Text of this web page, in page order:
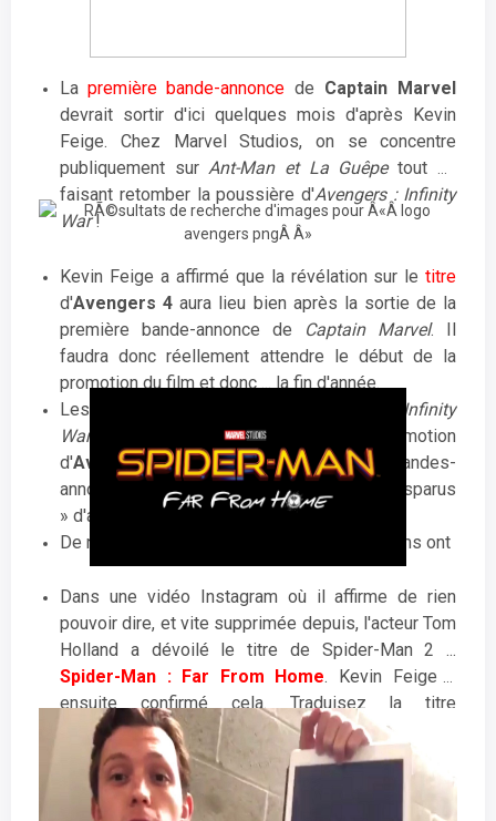
Lapremière bande-annonce de Captain Marvel
devrait sortir d'ici quelques mois d'après Kevin
Feige. Chez Marvel Studios, on se concentre
publiquement sur Ant-Man et La Guêpetout en
faisant retomber la poussière d'Avengers : Infinity
War!
Kevin Feige a affirmé que la révélation sur letitre
d'Avengers 4 aura lieu bien après la sortie de la
première bande-annonce de Captain Marvel. Il
faudra donc réellement attendre le début de la
promotion du film et donc ... la fin d'année.
Les
Avengers : Infinity
War ne seront pas présents dans la promotion
d'Avengers 4(images, posters, bandes-
annonces) car ils sont tout simplement « disparus
» d'après Feige.
De nombreux images promotionnelles du films ont
Dans une vidéo Instagram où il affirme de rien
pouvoir dire, et vite supprimée depuis, l'acteur Tom
Holland a dévoilé le titre de Spider-Man 2 ...
Spider-Man : Far From Home. Kevin Feige a
ensuite confirmé cela. Traduisez la titre
littéralement par « loin de chez soi » mais les
interprétations peuvent être multiples ... loin de
chez lui, loin des Avengers, loin de ses repères,
loin de sa famille, de ses amis ... Toujours d'après